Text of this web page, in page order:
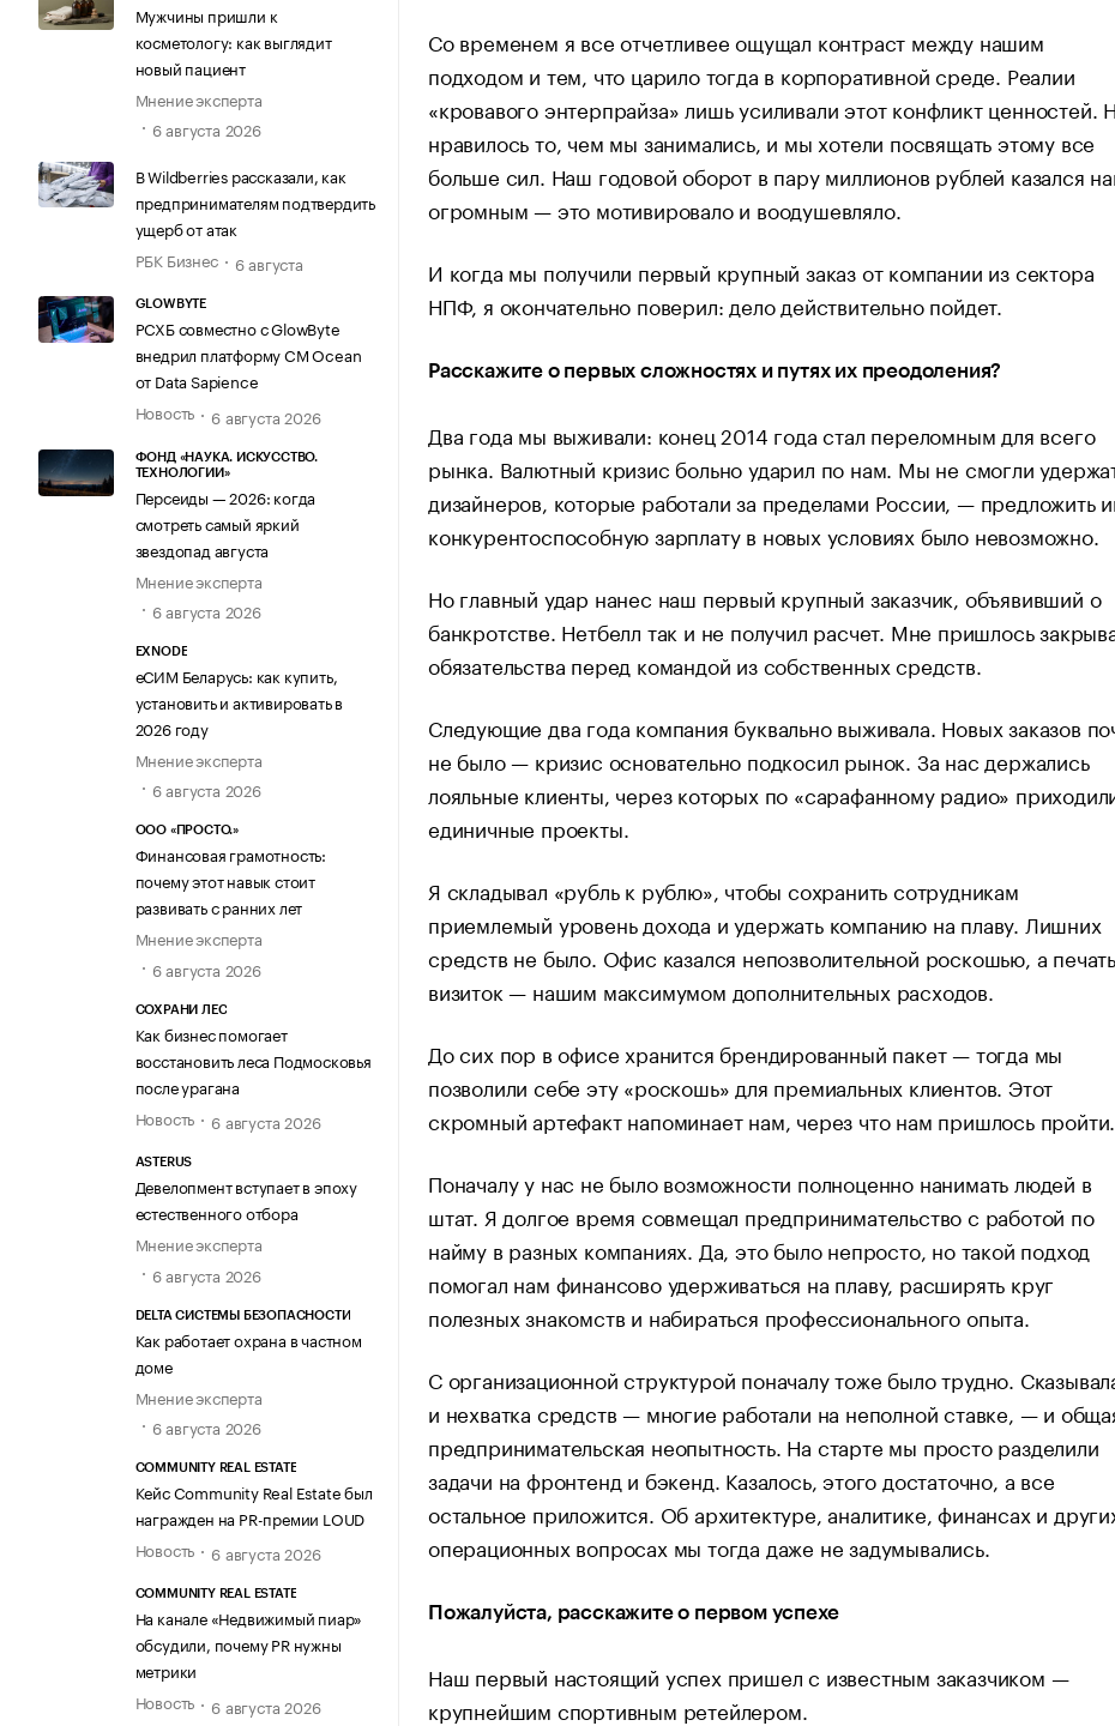
Мужчины пришли к
косметологу: как выглядит
новый пациент
Мнение эксперта
6 августа 2026
В Wildberries рассказали, как
предпринимателям подтвердить
ущерб от атак
РБК Бизнес
6 августа
GLOWBYTE
РСХБ совместно с GlowByte
внедрил платформу CM Ocean
от Data Sapience
Новость
6 августа 2026
ФОНД «НАУКА. ИСКУССТВО.
ТЕХНОЛОГИИ»
Персеиды — 2026: когда
смотреть самый яркий
звездопад августа
Мнение эксперта
6 августа 2026
EXNODE
еСИМ Беларусь: как купить,
установить и активировать в
2026 году
Мнение эксперта
6 августа 2026
ООО «ПРОСТО.»
Финансовая грамотность:
почему этот навык стоит
развивать с ранних лет
Мнение эксперта
6 августа 2026
СОХРАНИ ЛЕС
Как бизнес помогает
восстановить леса Подмосковья
после урагана
Новость
6 августа 2026
ASTERUS
Девелопмент вступает в эпоху
естественного отбора
Мнение эксперта
6 августа 2026
DELTA СИСТЕМЫ БЕЗОПАСНОСТИ
Как работает охрана в частном
доме
Мнение эксперта
6 августа 2026
COMMUNITY REAL ESTATE
Кейс Community Real Estate был
награжден на PR-премии LOUD
Новость
6 августа 2026
COMMUNITY REAL ESTATE
На канале «Недвижимый пиар»
обсудили, почему PR нужны
метрики
Новость
6 августа 2026
Со временем я все отчетливее ощущал контраст между нашим
подходом и тем, что царило тогда в корпоративной среде. Реалии
«кровавого энтерпрайза» лишь усиливали этот конфликт ценностей.
нравилось то, чем мы занимались, и мы хотели посвящать этому все
больше сил. Наш годовой оборот в пару миллионов рублей казался
огромным — это мотивировало и воодушевляло.
И когда мы получили первый крупный заказ от компании из сектора
НПФ, я окончательно поверил: дело действительно пойдет.
Расскажите о первых сложностях и путях их преодоления?
Два года мы выживали: конец 2014 года стал переломным для всего
рынка. Валютный кризис больно ударил по нам. Мы не смогли
дизайнеров, которые работали за пределами России, — предложить
конкурентоспособную зарплату в новых условиях было невозможно.
Но главный удар нанес наш первый крупный заказчик, объявивший о
банкротстве. Нетбелл так и не получил расчет. Мне пришлось
обязательства перед командой из собственных средств.
Следующие два года компания буквально выживала. Новых заказов
не было — кризис основательно подкосил рынок. За нас держались
лояльные клиенты, через которых по «сарафанному радио»
единичные проекты.
Я складывал «рубль к рублю», чтобы сохранить сотрудникам
приемлемый уровень дохода и удержать компанию на плаву. Лишних
средств не было. Офис казался непозволительной роскошью, а печать
визиток — нашим максимумом дополнительных расходов.
До сих пор в офисе хранится брендированный пакет — тогда мы
позволили себе эту «роскошь» для премиальных клиентов. Этот
скромный артефакт напоминает нам, через что нам пришлось пройти.
Поначалу у нас не было возможности полноценно нанимать людей в
штат. Я долгое время совмещал предпринимательство с работой по
найму в разных компаниях. Да, это было непросто, но такой подход
помогал нам финансово удерживаться на плаву, расширять круг
полезных знакомств и набираться профессионального опыта.
С организационной структурой поначалу тоже было трудно.
и нехватка средств — многие работали на неполной ставке, — и
предпринимательская неопытность. На старте мы просто разделили
задачи на фронтенд и бэкенд. Казалось, этого достаточно, а все
остальное приложится. Об архитектуре, аналитике, финансах и
операционных вопросах мы тогда даже не задумывались.
Пожалуйста, расскажите о первом успехе
Наш первый настоящий успех пришел с известным заказчиком —
крупнейшим спортивным ретейлером.